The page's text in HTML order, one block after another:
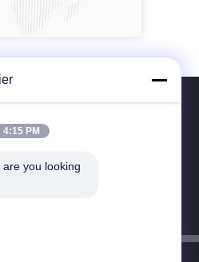
δυνατό.
4:15 PM
you looking